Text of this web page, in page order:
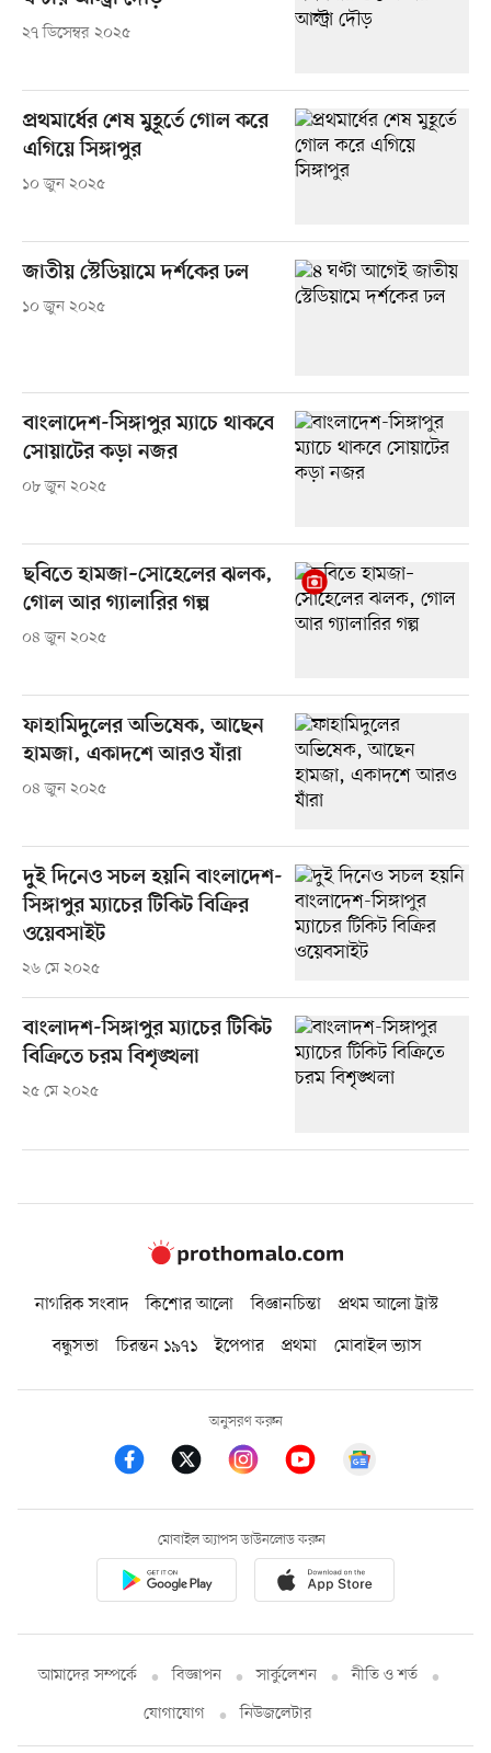
২৭ ডিসেম্বর ২০২৫
প্রথমার্ধের শেষ মুহূর্তে গোল করে
এগিয়ে সিঙ্গাপুর
১০ জুন ২০২৫
জাতীয় স্টেডিয়ামে দর্শকের ঢল
১০ জুন ২০২৫
বাংলাদেশ-সিঙ্গাপুর ম্যাচে থাকবে
সোয়াটের কড়া নজর
০৮ জুন ২০২৫
ছবিতে হামজা–সোহেলের ঝলক,
গোল আর গ্যালারির গল্প
০৪ জুন ২০২৫
ফাহামিদুলের অভিষেক, আছেন
হামজা, একাদশে আরও যাঁরা
০৪ জুন ২০২৫
দুই দিনেও সচল হয়নি বাংলাদেশ-
সিঙ্গাপুর ম্যাচের টিকিট বিক্রির
ওয়েবসাইট
২৬ মে ২০২৫
বাংলাদশ-সিঙ্গাপুর ম্যাচের টিকিট
বিক্রিতে চরম বিশৃঙ্খলা
২৫ মে ২০২৫
নাগরিক সংবাদ কিশোর আলো বিজ্ঞানচিন্তা
প্রথম আলো ট্রাস্ট
বন্ধুসভা
চিরন্তন ১৯৭১ ইপেপার প্রথমা মোবাইল ভ্যাস
অনুসরণ করুন
মোবাইল অ্যাপস ডাউনলোড করুন
আমাদের সম্পর্কে বিজ্ঞাপন সার্কুলেশন
নীতি ও শর্ত
যোগাযোগ
নিউজলেটার